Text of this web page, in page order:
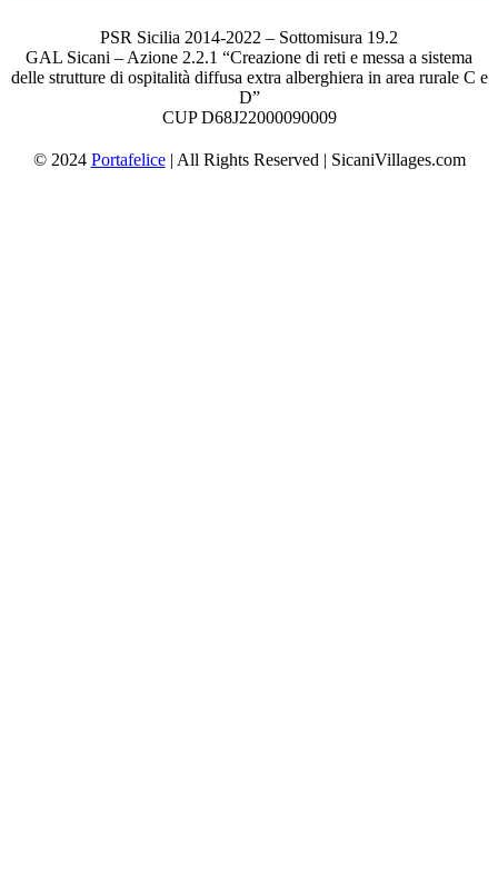
PSR Sicilia 2014-2022 – Sottomisura 19.2
GAL Sicani – Azione 2.2.1 “Creazione di reti e messa a sistema
delle strutture di ospitalità diffusa extra alberghiera in area rurale C e
D”
CUP D68J22000090009
© 2024 Portafelice| All Rights Reserved | SicaniVillages.com